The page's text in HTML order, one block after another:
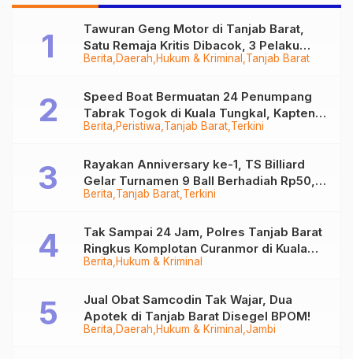
Berita Daerah Hukum & Kriminal Tanjab Barat
Tawuran Geng Motor di Tanjab Barat,
Satu Remaja Kritis Dibacok, 3 Pelaku
Ditangkap
Berita Peristiwa Tanjab Barat Terkini
Speed Boat Bermuatan 24 Penumpang
Tabrak Togok di Kuala Tungkal, Kapten
Sempat Hilang
Berita Tanjab Barat Terkini
Rayakan Anniversary ke-1, TS Billiard
Gelar Turnamen 9 Ball Berhadiah Rp50,8
Juta
Berita Hukum & Kriminal
Tak Sampai 24 Jam, Polres Tanjab Barat
Ringkus Komplotan Curanmor di Kuala
Tungkal
Berita Daerah Hukum & Kriminal Jambi
Jual Obat Samcodin Tak Wajar, Dua
Apotek di Tanjab Barat Disegel BPOM!